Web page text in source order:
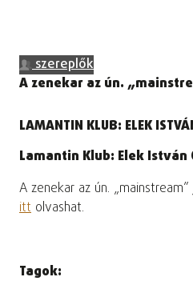
szereplők
A zenekar az ún.
LAMANTIN KLUB: ELEK
Lamantin Klub: Elek
A zenekar az ún.
itt olvashat.
Tagok: